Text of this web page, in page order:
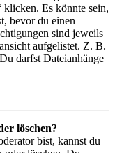
Es könnte sein,
bevor du einen
sind jeweils
aufgelistet. Z. B.
darfst Dateianhänge
löschen?
bist, kannst du